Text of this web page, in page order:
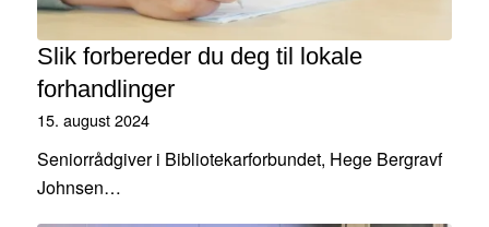
Slik forbereder du deg til lokale
forhandlinger
15. august 2024
Seniorrådgiver i Bibliotekarforbundet, Hege Bergravf
Johnsen…